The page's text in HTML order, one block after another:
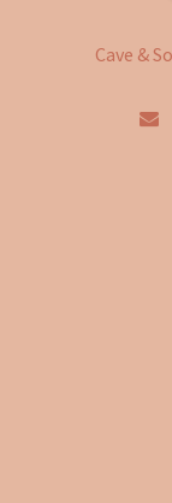
Cave &